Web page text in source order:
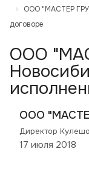
ООО "МАСТЕР
договоре
ООО
ООО
Директор
17 июля 2018